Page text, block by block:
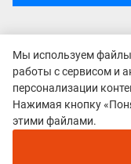
Мы используем
работы с сервисом и
персонализации
Нажимая кнопку
этими файлами.